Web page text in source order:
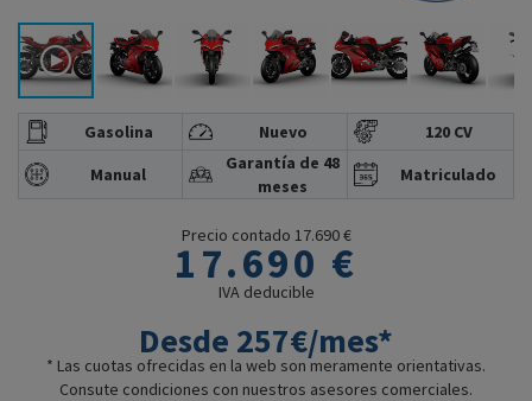
Gasolina Nuevo
120 CV
Manual
Garantía de 48
meses
Matriculado
Precio contado 17.690 €
17.690 €
IVA deducible
Desde 257€/mes*
* Las cuotas ofrecidas en la web son meramente orientativas.
Consute condiciones con nuestros asesores comerciales.